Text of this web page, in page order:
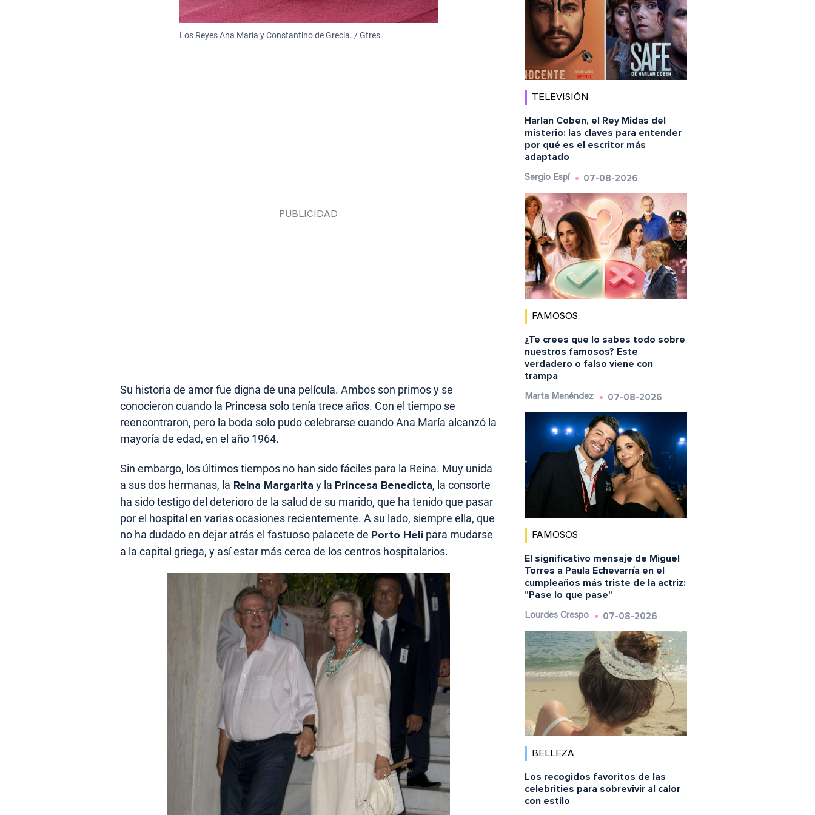
Los Reyes Ana María y Constantino de Grecia. / Gtres
Su historia de amor fue digna de una película. Ambos son primos y se
conocieron cuando la Princesa solo tenía trece años. Con el tiempo se
reencontraron, pero la boda solo pudo celebrarse cuando Ana María alcanzó la
mayoría de edad, en el año 1964.
Sin embargo, los últimos tiempos no han sido fáciles para la Reina. Muy unida
a sus dos hermanas, la Reina Margarita y la Princesa Benedicta, la consorte
ha sido testigo del deterioro de la salud de su marido, que ha tenido que pasar
por el hospital en varias ocasiones recientemente. A su lado, siempre ella, que
no ha dudado en dejar atrás el fastuoso palacete de Porto Heli para mudarse
a la capital griega, y así estar más cerca de los centros hospitalarios.
TELEVISIÓN
Harlan Coben, el Rey Midas del
misterio: las claves para entender
por qué es el escritor más
adaptado
Sergio Espí 07-08-2026
FAMOSOS
¿Te crees que lo sabes todo sobre
nuestros famosos? Este
verdadero o falso viene con
trampa
Marta Menéndez 07-08-2026
FAMOSOS
El significativo mensaje de Miguel
Torres a Paula Echevarría en el
cumpleaños más triste de la actriz:
"Pase lo que pase"
Lourdes Crespo 07-08-2026
BELLEZA
Los recogidos favoritos de las
celebrities para sobrevivir al calor
con estilo